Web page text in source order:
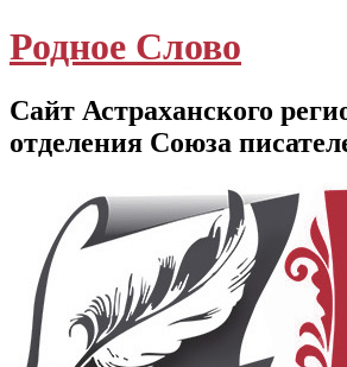
Родное Слово
Сайт Астраханского
отделения Союза